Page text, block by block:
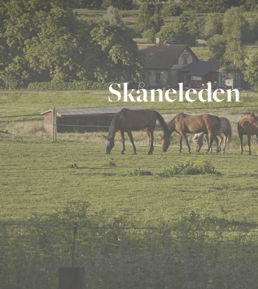
Skåneleden